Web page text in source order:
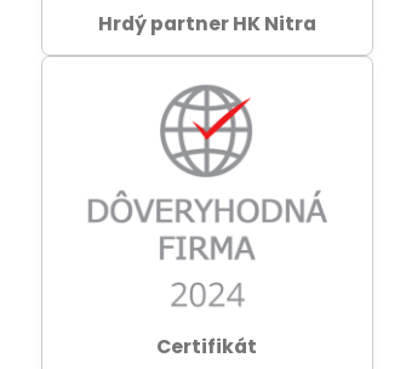
Hrdý partner HK Nitra
Certifikát